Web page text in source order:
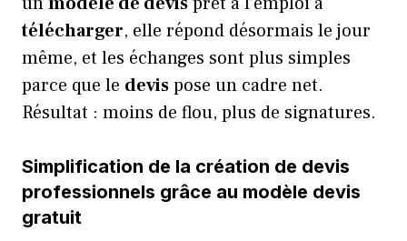
télécharger, elle répond désormais le jour
même, et les échanges sont plus simples
parce que le devispose un cadre net.
Résultat : moins de flou, plus de signatures.
Simplification de la création de devis
professionnels grâce au modèle devis
gratuit